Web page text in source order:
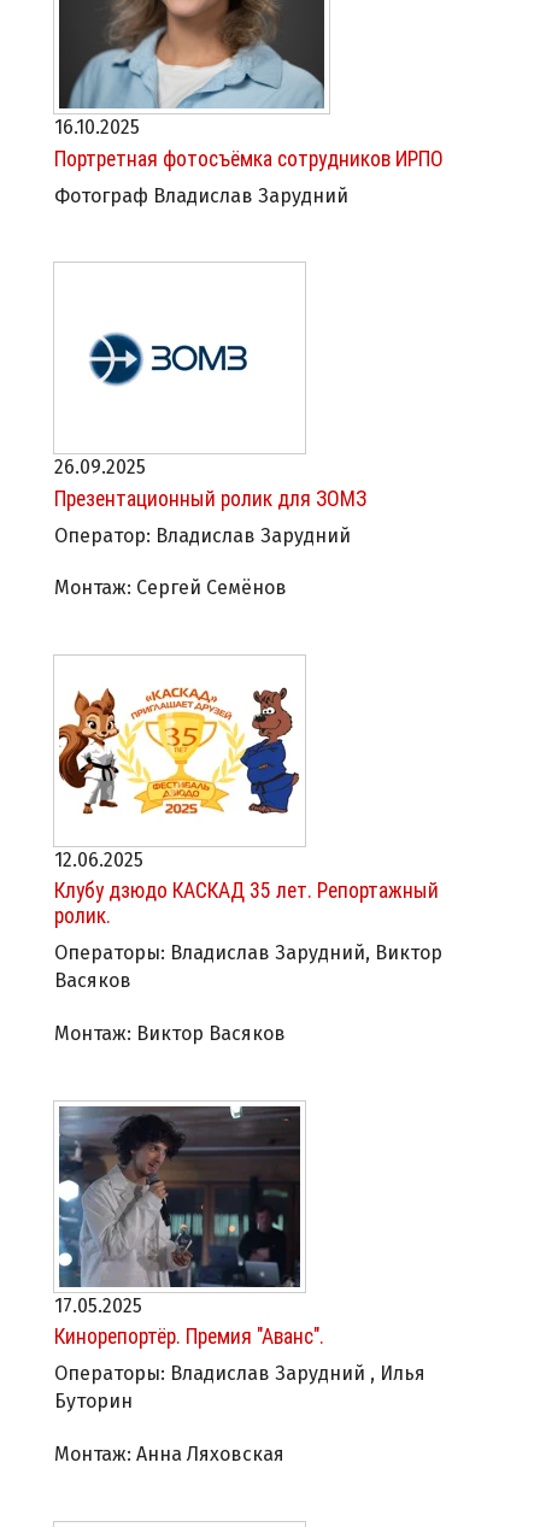
16.10.2025
Портретная фотосъёмка сотрудников ИРПО
Фотограф Владислав Зарудний
26.09.2025
Презентационный ролик для ЗОМЗ
Оператор: Владислав Зарудний
Монтаж: Сергей Семёнов
12.06.2025
Клубу дзюдо КАСКАД 35 лет. Репортажный
ролик.
Операторы: Владислав Зарудний, Виктор
Васяков
Монтаж: Виктор Васяков
17.05.2025
Кинорепортёр. Премия "Аванс".
Операторы: Владислав Зарудний , Илья
Буторин
Монтаж: Анна Ляховская